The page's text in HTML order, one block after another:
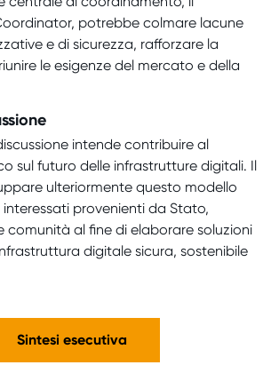
potrebbe colmare lacune
e di sicurezza, rafforzare la
le esigenze del mercato e della
intende contribuire al
sul futuro delle infrastrutture digitali. Il
ulteriormente questo modello
provenienti da Stato,
comunità al fine di elaborare soluzioni
digitale sicura, sostenibile
Sintesi esecutiva